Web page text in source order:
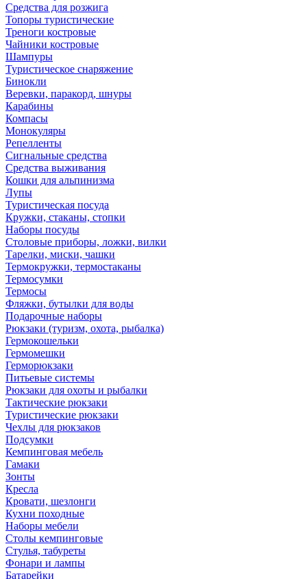
Средства для розжига
Топоры туристические
Треноги костровые
Чайники костровые
Шампуры
Туристическое снаряжение
Бинокли
Веревки, паракорд, шнуры
Карабины
Компасы
Монокуляры
Репелленты
Сигнальные средства
Средства выживания
Кошки для альпинизма
Лупы
Туристическая посуда
Кружки, стаканы, стопки
Наборы посуды
Столовые приборы, ложки, вилки
Тарелки, миски, чашки
Термокружки, термостаканы
Термосумки
Термосы
Фляжки, бутылки для воды
Подарочные наборы
Рюкзаки (туризм, охота, рыбалка)
Гермокошельки
Гермомешки
Герморюкзаки
Питьевые системы
Рюкзаки для охоты и рыбалки
Тактические рюкзаки
Туристические рюкзаки
Чехлы для рюкзаков
Подсумки
Кемпинговая мебель
Гамаки
Зонты
Кресла
Кровати, шезлонги
Кухни походные
Наборы мебели
Столы кемпинговые
Стулья, табуреты
Фонари и лампы
Батарейки